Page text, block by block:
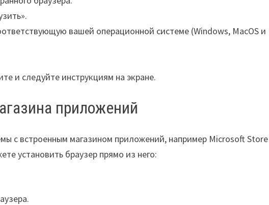
вашей операционной системе (Windows, MacOS и
и следуйте инструкциям на экране.
приложений
с встроенным магазином приложений, например Microsoft
установить браузер прямо из него: